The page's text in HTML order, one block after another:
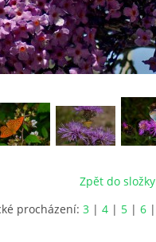
Zpět do složky
procházení: 3 | 4 | 5 | 6 |